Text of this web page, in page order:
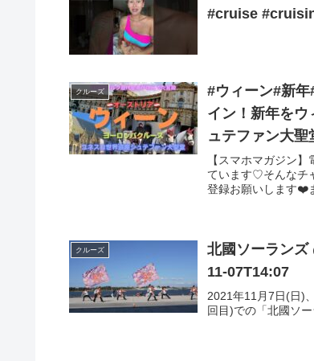
#cruise
クルーズ
#ウィーン#新
イン！新年をウ
ュテファン大聖
【スマホマガジン
ています♡そんなチ
登録お願いします❤️
クルーズ
北國ソーランズ
11-07T14:07
2021年11月7日(日)
回目)での「北國ソ